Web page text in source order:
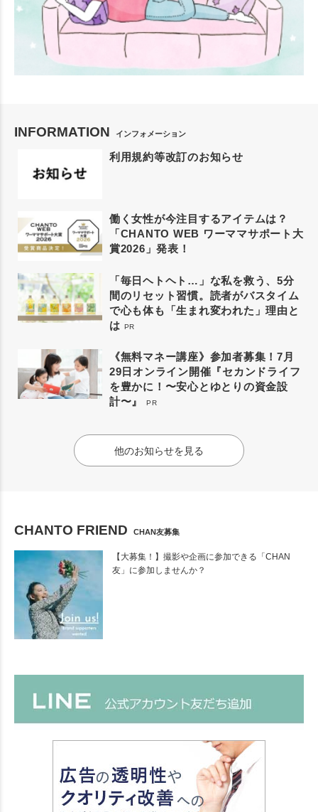
INFORMATION インフォメーション
利用規約等改訂のお知らせ
働く女性が今注目するアイテムは？
「CHANTO WEB ワーママサポート大
賞2026」発表！
「毎日ヘトヘト…」な私を救う、5分
間のリセット習慣。読者がバスタイム
で心も体も「生まれ変われた」理由と
は PR
《無料マネー講座》参加者募集！7月
29日オンライン開催『セカンドライフ
を豊かに！〜安心とゆとりの資金設
計〜』
PR
他のお知らせを見る
CHANTO FRIEND CHAN友募集
【大募集！】撮影や企画に参加できる「CHAN
友」に参加しませんか？